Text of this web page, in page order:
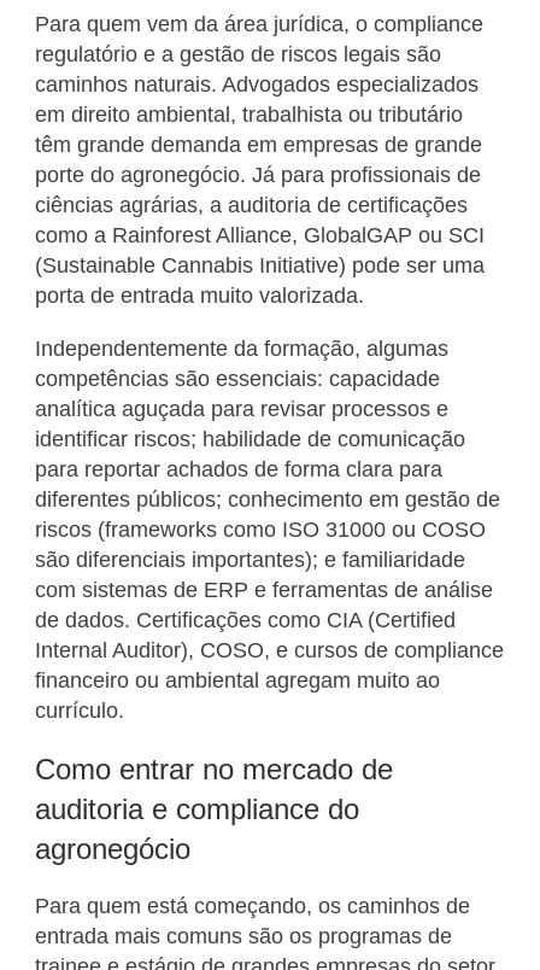
Para quem vem da área jurídica, o compliance
regulatório e a gestão de riscos legais são
caminhos naturais. Advogados especializados
em direito ambiental, trabalhista ou tributário
têm grande demanda em empresas de grande
porte do agronegócio. Já para profissionais de
ciências agrárias, a auditoria de certificações
como a Rainforest Alliance, GlobalGAP ou SCI
(Sustainable Cannabis Initiative) pode ser uma
porta de entrada muito valorizada.
Independentemente da formação, algumas
competências são essenciais: capacidade
analítica aguçada para revisar processos e
identificar riscos; habilidade de comunicação
para reportar achados de forma clara para
diferentes públicos; conhecimento em gestão de
riscos (frameworks como ISO 31000 ou COSO
são diferenciais importantes); e familiaridade
com sistemas de ERP e ferramentas de análise
de dados. Certificações como CIA (Certified
Internal Auditor), COSO, e cursos de compliance
financeiro ou ambiental agregam muito ao
currículo.
Como entrar no mercado de
auditoria e compliance do
agronegócio
Para quem está começando, os caminhos de
entrada mais comuns são os programas de